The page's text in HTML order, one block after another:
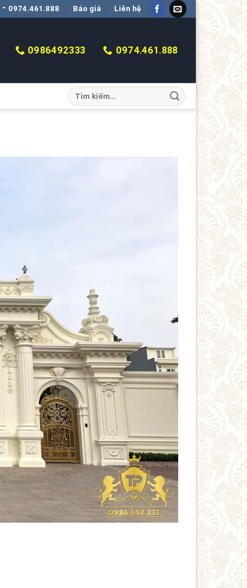
- 0974.461.888 Báo giá Liên hệ
0986492333 0974.461.888